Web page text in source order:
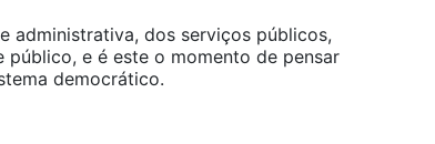
administrativa, dos serviços públicos,
e é este o momento de pensar
democrático.